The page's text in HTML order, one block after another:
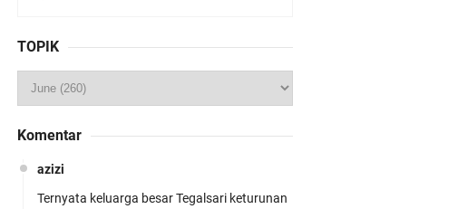
TOPIK
Komentar
azizi
Ternyata keluarga besar Tegalsari keturunan